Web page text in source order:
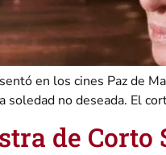
en los cines Paz de
soledad no deseada. El
de Corto